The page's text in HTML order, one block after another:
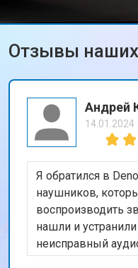
Отзывы
Андрей
14.01.2024
Я обратился в
наушников,
воспроизводить
нашли и
неисправный
качеством